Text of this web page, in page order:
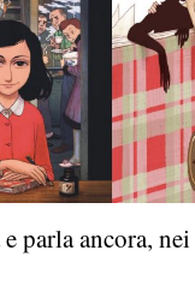
parla ancora, nei